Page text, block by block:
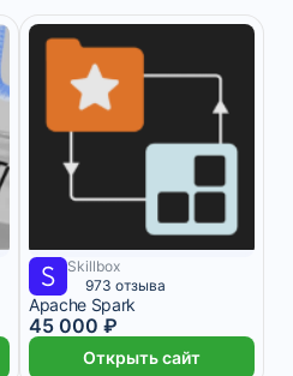
3 750 ₽/мес
Skillbox
973 отзыва
Apache Spark
45 000 ₽
Открыть сайт